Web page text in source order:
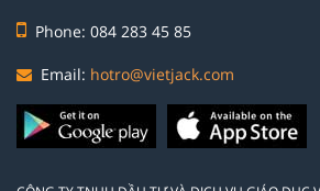
Phone: 084 283 45 85
Email: hotro@vietjack.com